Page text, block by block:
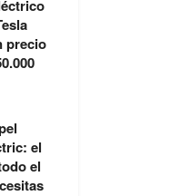
precio
el
el